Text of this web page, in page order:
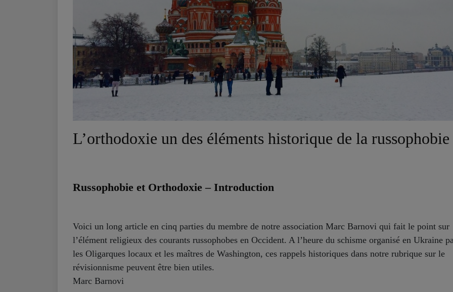
L’orthodoxie un des éléments historique de la russophobie
Russophobie et Orthodoxie – Introduction
Voici un long article en cinq parties du membre de notre association Marc Barnovi qui fait le point sur
l’élément religieux des courants russophobes en Occident. A l’heure du schisme organisé en Ukraine
les Oligarques locaux et les maîtres de Washington, ces rappels historiques dans notre rubrique sur le
révisionnisme peuvent être bien utiles.
Marc Barnovi